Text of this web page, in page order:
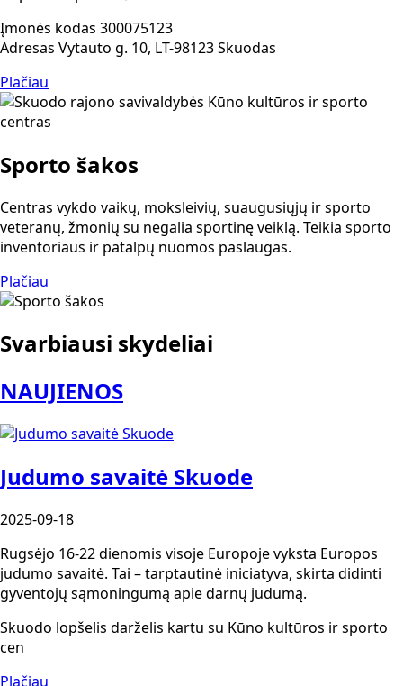
Įmonės kodas 300075123
Adresas Vytauto g. 10, LT-98123 Skuodas
Plačiau
Sporto šakos
Centras vykdo vaikų, moksleivių, suaugusiųjų ir sporto
veteranų, žmonių su negalia sportinę veiklą. Teikia sporto
inventoriaus ir patalpų nuomos paslaugas.
Plačiau
Svarbiausi skydeliai
NAUJIENOS
Judumo savaitė Skuode
2025-09-18
Rugsėjo 16-22 dienomis visoje Europoje vyksta Europos
judumo savaitė. Tai – tarptautinė iniciatyva, skirta didinti
gyventojų sąmoningumą apie darnų judumą.
Skuodo lopšelis darželis kartu su Kūno kultūros ir sporto
cen
Plačiau